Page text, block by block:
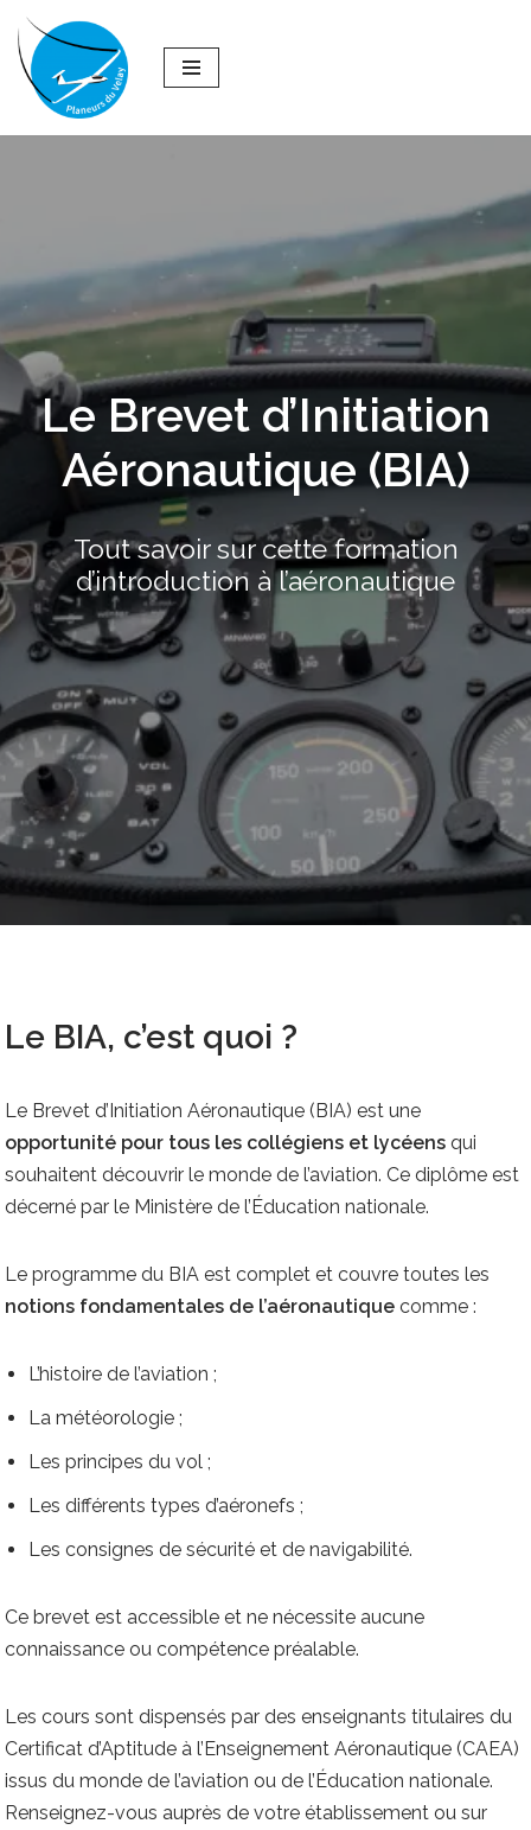
Le Brevet d’Initiation
Aéronautique (BIA)
Tout savoir sur cette formation
d’introduction à l’aéronautique
Le BIA, c’est quoi ?
Le Brevet d’Initiation Aéronautique (BIA) est une
opportunité pour tous les collégiens et lycéens qui
souhaitent découvrir le monde de l’aviation. Ce diplôme est
décerné par le Ministère de l’Éducation nationale.
Le programme du BIA est complet et couvre toutes les
notions fondamentales de l’aéronautique comme :
L’histoire de l’aviation ;
La météorologie ;
Les principes du vol ;
Les différents types d’aéronefs ;
Les consignes de sécurité et de navigabilité.
Ce brevet est accessible et ne nécessite aucune
connaissance ou compétence préalable.
Les cours sont dispensés par des enseignants titulaires du
Certificat d’Aptitude à l’Enseignement Aéronautique (CAEA)
issus du monde de l’aviation ou de l’Éducation nationale.
Renseignez-vous auprès de votre établissement ou sur